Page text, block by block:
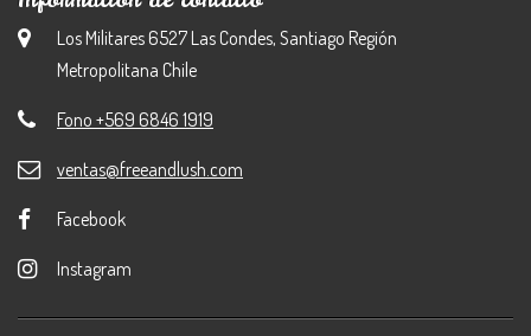
Los Militares 6527 Las Condes, Santiago Región
Metropolitana Chile
Fono +569 6846 1919
ventas@freeandlush.com
Facebook
Instagram